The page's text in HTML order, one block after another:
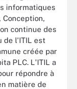
informatiques
continue des
de l'ITIL est
créée par
PLC. L'ITIL a
répondre à
matière de